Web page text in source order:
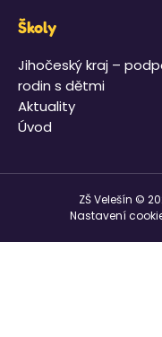
Školy
Jihočeský kraj –
rodin s dětmi
Aktuality
Úvod
ZŠ Velešín ©
Nastavení